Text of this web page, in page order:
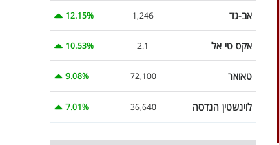
אב-גד 1,246
12.15%
אקס טי אל 2.1
10.53%
טאואר 72,100
9.08%
לוינשטין הנדסה 36,640
7.01%